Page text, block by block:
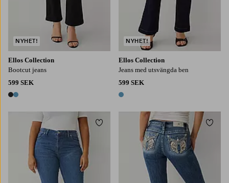
Ellos Collection
Bootcut jeans
599 SEK
2 färger
NYHET!
Ellos Collection
Jeans med utsvängda ben
599 SEK
1 färg
NYHET!
Lägg till i favoriter